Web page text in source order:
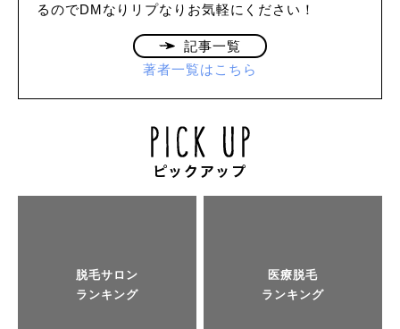
るのでDMなりリプなりお気軽にください！
記事一覧
著者一覧はこちら
脱毛サロン
ランキング
医療脱毛
ランキング